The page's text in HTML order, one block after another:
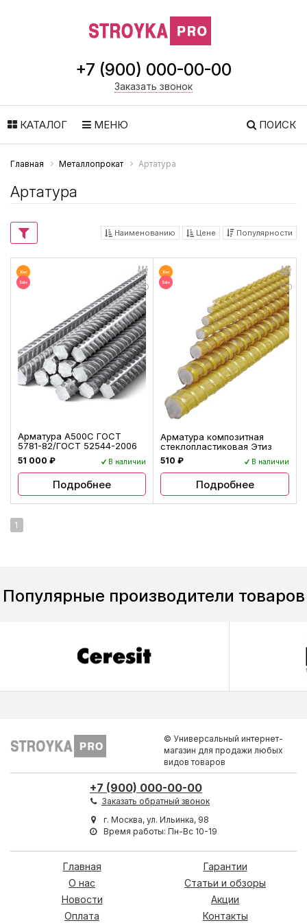
+7 (900) 000-00-00
Заказать звонок
КАТАЛОГ МЕНЮ ПОИСК
Главная Металлопрокат Артатура
Артатура
Наименованию Цене Популярности
Арматура А500С ГОСТ
5781-82/ГОСТ 52544-2006
51 000 ₽ В наличии
Подробнее
Арматура композитная
стеклопластиковая Этиз
510 ₽ В наличии
Подробнее
1
Популярные производители товаров
© Универсальный интернет-
магазин для продажи любых
видов товаров
+7 (900) 000-00-00
Заказать обратный звонок
г. Москва, ул. Ильинка, 98
Время работы: Пн-Вс 10-19
Главная
О нас
Новости
Оплата
Гарантии
Статьи и обзоры
Акции
Контакты